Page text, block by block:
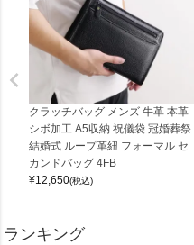
クラッチバッグ メンズ 牛革 本革
シボ加工 A5収納 祝儀袋 冠婚葬祭
結婚式 ループ革紐 フォーマル セ
カンドバッグ 4FB
¥12,650(税込)
ランキング